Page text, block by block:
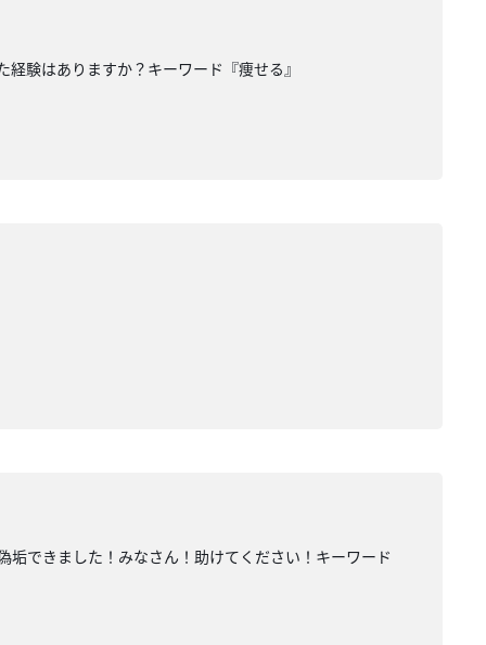
験はありますか？キーワード『痩せる』
できました！みなさん！助けてください！キーワード